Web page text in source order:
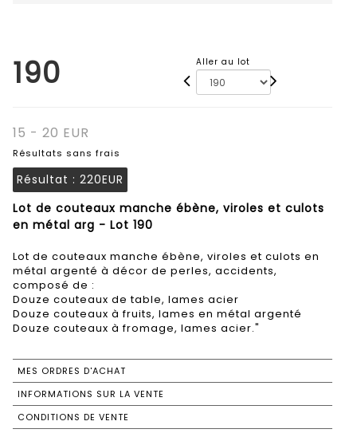
190 Aller au lot
15 - 20 EUR
Résultats sans frais
Résultat : 220EUR
Lot de couteaux manche ébène, viroles et culots
en métal arg - Lot 190
Lot de couteaux manche ébène, viroles et culots en
métal argenté à décor de perles, accidents,
composé de :
Douze couteaux de table, lames acier
Douze couteaux à fruits, lames en métal argenté
MES ORDRES D'ACHAT
INFORMATIONS SUR LA VENTE
CONDITIONS DE VENTE